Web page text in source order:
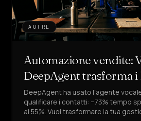
AUTRE
Automazione vendite:
DeepAgent trasforma i
DeepAgent ha usato l'agente vocale
qualificare i contatti: −73% tempo
al 55%. Vuoi trasformare la tua